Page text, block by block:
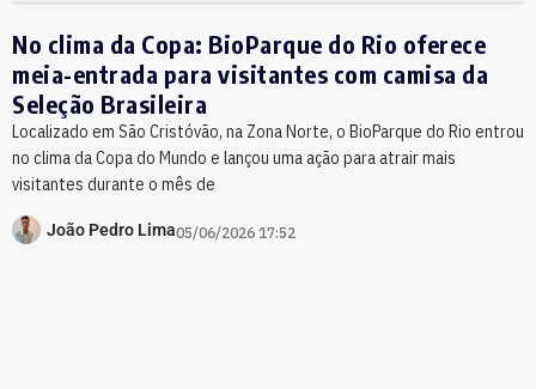
No clima da Copa: BioParque do Rio oferece
meia-entrada para visitantes com camisa da
Seleção Brasileira
Localizado em São Cristóvão, na Zona Norte, o BioParque do Rio entrou
no clima da Copa do Mundo e lançou uma ação para atrair mais
visitantes durante o mês de
João Pedro Lima05/06/2026 17:52